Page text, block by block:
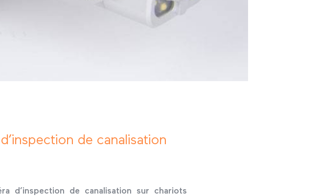
de canalisation
d’inspection de canalisation sur chariots